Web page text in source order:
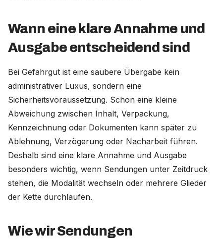
Wann eine klare Annahme und
Ausgabe entscheidend sind
Bei Gefahrgut ist eine saubere Übergabe kein
administrativer Luxus, sondern eine
Sicherheitsvoraussetzung. Schon eine kleine
Abweichung zwischen Inhalt, Verpackung,
Kennzeichnung oder Dokumenten kann später zu
Ablehnung, Verzögerung oder Nacharbeit führen.
Deshalb sind eine klare Annahme und Ausgabe
besonders wichtig, wenn Sendungen unter Zeitdruck
stehen, die Modalität wechseln oder mehrere Glieder
der Kette durchlaufen.
Wie wir Sendungen